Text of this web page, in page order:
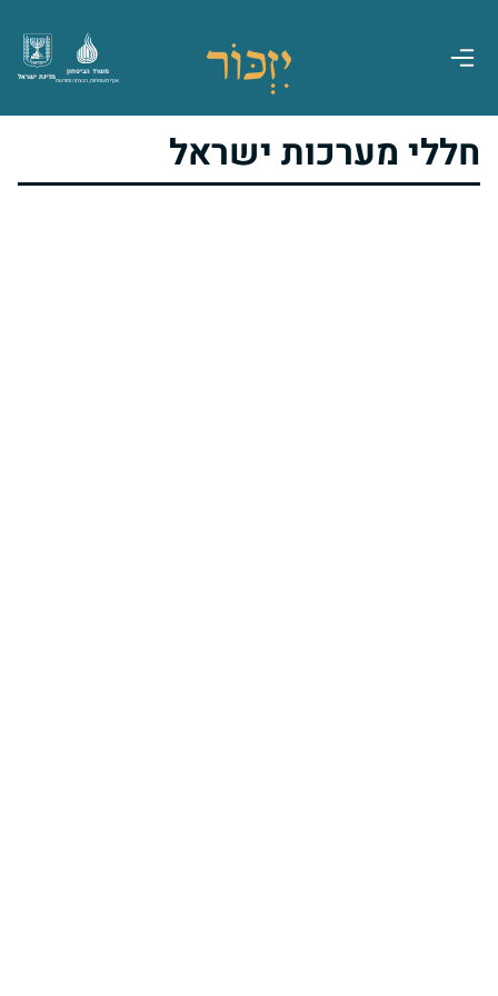
מדינת ישראל
משרד הביטחון
אגף משפחות, הנצחה ומורשת
חללי מערכות ישראל